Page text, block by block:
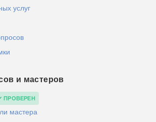
услуг
и мастеров
ПРОВЕРЕН
мастера